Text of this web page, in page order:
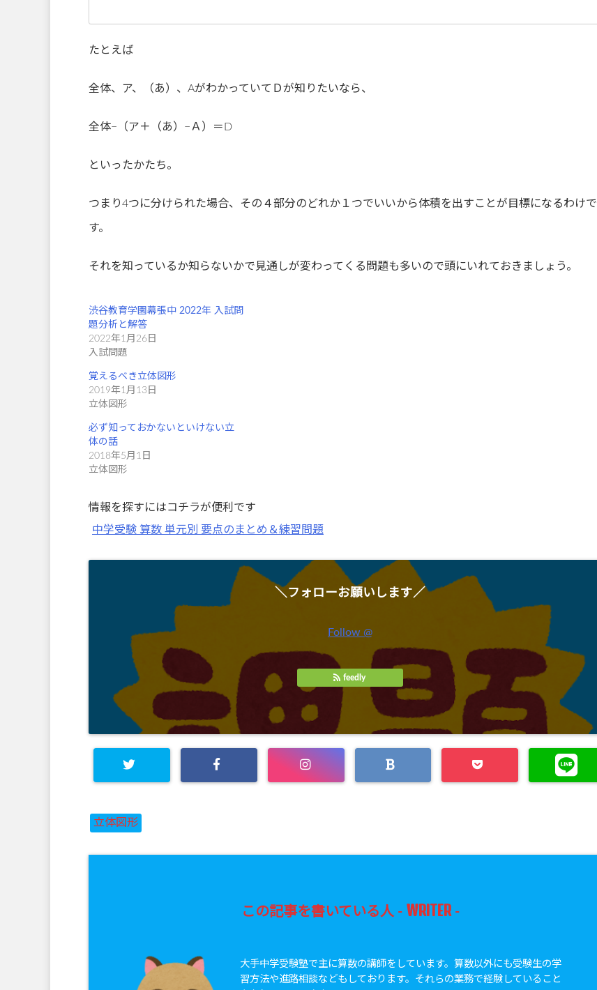
たとえば
全体、ア、（あ）、AがわかっていてＤが知りたいなら、
全体−（ア＋（あ）−Ａ）＝D
といったかたち。
つまり4つに分けられた場合、その４部分のどれか１つでいいから体積を出すことが目標になるわけで
す。
それを知っているか知らないかで見通しが変わってくる問題も多いので頭にいれておきましょう。
渋谷教育学園幕張中 2022年 入試問
題分析と解答
2022年1月26日
入試問題
覚えるべき立体図形
2019年1月13日
立体図形
必ず知っておかないといけない立
体の話
2018年5月1日
立体図形
情報を探すにはコチラが便利です
中学受験 算数 単元別 要点のまとめ＆練習問題
＼フォローお願いします／
Follow @
feedly
立体図形
この記事を書いている人 - WRITER-
大手中学受験塾で主に算数の講師をしています。算数以外にも受験生の学
習方法や進路相談などもしております。それらの業務で経験していること